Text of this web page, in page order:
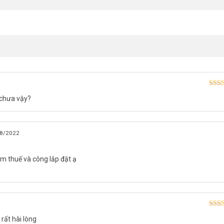
IP HIKVISION SH-KIS6613-WTE
vậy?
2022
thuế và công lắp đặt ạ
hài lòng